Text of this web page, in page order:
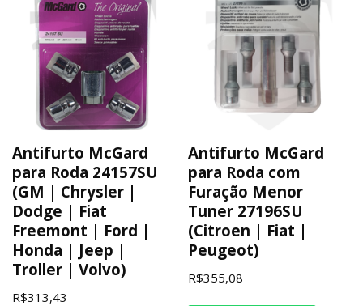
Antifurto McGard
para Roda 24157SU
(GM | Chrysler |
Dodge | Fiat
Freemont | Ford |
Honda | Jeep |
Troller | Volvo)
R$313,43
Antifurto McGard
para Roda com
Furação Menor
Tuner 27196SU
(Citroen | Fiat |
Peugeot)
R$355,08